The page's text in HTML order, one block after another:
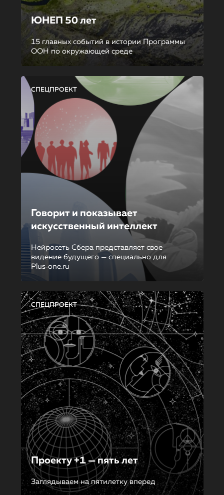
ЮНЕП 50 лет
15 главных событий в истории Программы
ООН по окружающей среде
СПЕЦПРОЕКТ
Говорит и показывает
искусственный интеллект
Нейросеть Сбера представляет свое
видение будущего — специально для
Plus‑one.ru
СПЕЦПРОЕКТ
Проекту +1 — пять лет
Заглядываем на пятилетку вперед